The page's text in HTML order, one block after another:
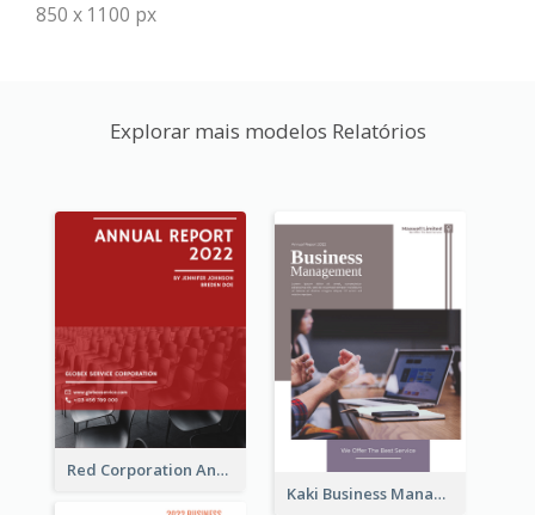
850 x 1100 px
Explorar mais modelos Relatórios
Red Corporation Annual Report
Kaki Business Management Reports